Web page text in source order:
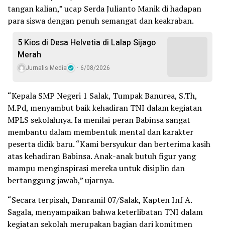
tangan kalian,” ucap Serda Julianto Manik di hadapan
para siswa dengan penuh semangat dan keakraban.
5 Kios di Desa Helvetia di Lalap Sijago
Merah
Jurnalis Media 6/08/2026
“Kepala SMP Negeri 1 Salak, Tumpak Banurea, S.Th,
M.Pd, menyambut baik kehadiran TNI dalam kegiatan
MPLS sekolahnya. Ia menilai peran Babinsa sangat
membantu dalam membentuk mental dan karakter
peserta didik baru. “Kami bersyukur dan berterima kasih
atas kehadiran Babinsa. Anak-anak butuh figur yang
mampu menginspirasi mereka untuk disiplin dan
bertanggung jawab,” ujarnya.
“Secara terpisah, Danramil 07/Salak, Kapten Inf A.
Sagala, menyampaikan bahwa keterlibatan TNI dalam
kegiatan sekolah merupakan bagian dari komitmen